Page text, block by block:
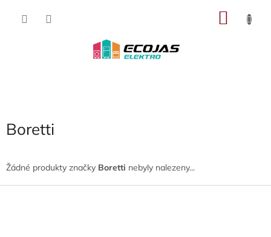
Boretti
Žádné produkty značky Boretti nebyly nalezeny...